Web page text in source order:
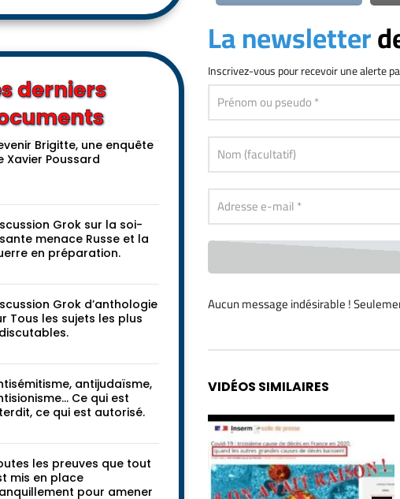
La newsletter
Inscrivez-vouspour recevoir une alerte
Aucun message indésirable !
VIDÉOS SIMILAIRES
derniers
Brigitte, une enquête
Xavier Poussard
Grok sur la soi-
menace Russe et la
en préparation.
Grok d’anthologie
Tous les sujets les plus
antijudaïsme,
Ce qui est
ce qui est autorisé.
les preuves que tout
mis en place
pour amener